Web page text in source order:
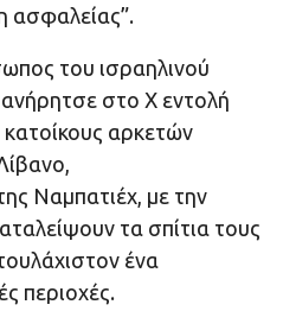
ασφαλείας”.
του ισραηλινού
στο X εντολή
αρκετών
Ναμπατιέχ, με την
τα σπίτια τους
ένα
περιοχές.